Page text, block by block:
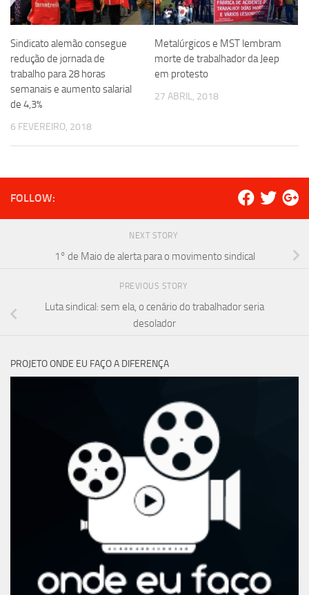
Sindicato alemão consegue
redução de jornada de
trabalho para 28 horas
semanais e aumento salarial
de 4,3%
6 FEVEREIRO, 2018
Metalúrgicos e MST lembram
morte de trabalhador da Jeep
em protesto
27 ABRIL, 2018
FOLLOW:
NEXT STORY
1° de Maio de alerta para o movimento sindical
PREVIOUS STORY
Luta sindical: sem ela, o cenário do trabalhador seria
desolador
PROJETO ONDE EU FAÇO A DIFERENÇA